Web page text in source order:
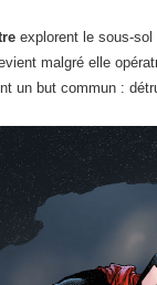
explorent le sous-sol
malgré elle
un but commun :